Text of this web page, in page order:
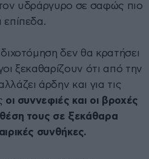
υδράργυρο σε σαφώς πιο
επίπεδα.
δεν θα κρατήσει
ξεκαθαρίζουν ότι από την
άρδην και για τις
οι συννεφιές και οι βροχές
τους σε ξεκάθαρα
συνθήκες.